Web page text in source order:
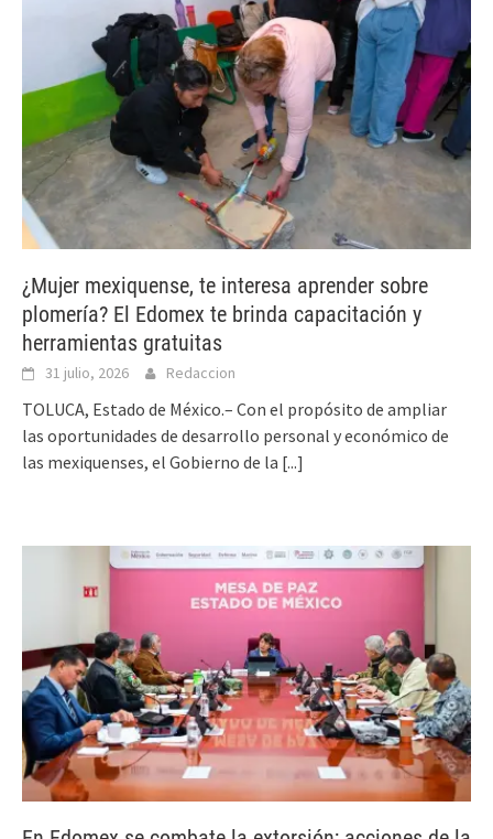
¿Mujer mexiquense, te interesa aprender sobre
plomería? El Edomex te brinda capacitación y
herramientas gratuitas
31 julio, 2026 Redaccion
TOLUCA, Estado de México.– Con el propósito de ampliar
las oportunidades de desarrollo personal y económico de
las mexiquenses, el Gobierno de la [...]